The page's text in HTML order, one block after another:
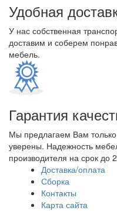
Удобная
У нас собственная
доставим и соберем
мебель.
Гарантия
Мы предлагаем Вам только
уверены. Надежность
производителя на срок до
Доставка/оплата
Сборка
Контакты
Карта сайта